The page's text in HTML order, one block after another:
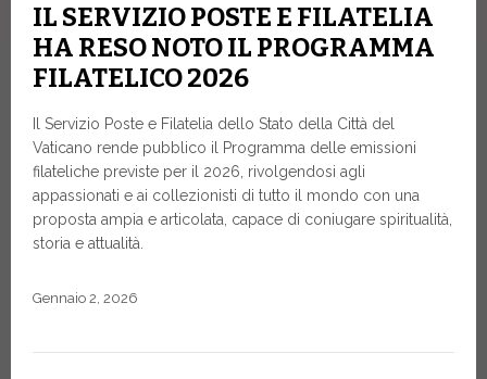
IL SERVIZIO POSTE E FILATELIA
HA RESO NOTO IL PROGRAMMA
FILATELICO 2026
Il Servizio Poste e Filatelia dello Stato della Città del
Vaticano rende pubblico il Programma delle emissioni
filateliche previste per il 2026, rivolgendosi agli
appassionati e ai collezionisti di tutto il mondo con una
proposta ampia e articolata, capace di coniugare spiritualità,
storia e attualità.
Gennaio 2, 2026